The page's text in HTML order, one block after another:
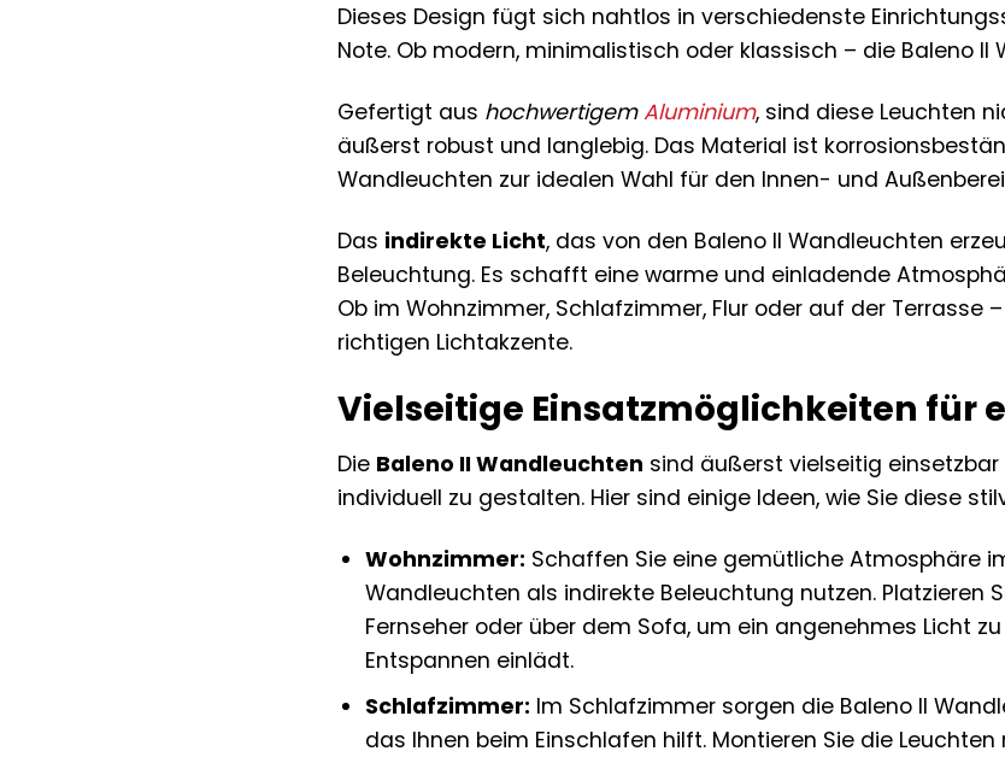
Dieses Design fügt sich nahtlos in verschiedenste
Note. Ob modern, minimalistisch oder klassisch – die Baleno
Gefertigt aus hochwertigemAluminium, sind diese Leuchten
äußerst robust und langlebig. Das Material ist
Wandleuchten zur idealen Wahl für den Innen- und
Das indirekte Licht, das von den Baleno II Wandleuchten
Beleuchtung. Es schafft eine warme und einladende
Ob im Wohnzimmer, Schlafzimmer, Flur oder auf der Terrasse
richtigen Lichtakzente.
Vielseitige Einsatzmöglichkeiten für
Die Baleno II Wandleuchten sind äußerst vielseitig
individuell zu gestalten. Hier sind einige Ideen, wie Sie diese
Wohnzimmer: Schaffen Sie eine gemütliche Atmosphäre
Wandleuchten als indirekte Beleuchtung nutzen. Platzieren
Fernseher oder über dem Sofa, um ein angenehmes Licht
Entspannen einlädt.
Schlafzimmer: Im Schlafzimmer sorgen die Baleno II
das Ihnen beim Einschlafen hilft. Montieren Sie die